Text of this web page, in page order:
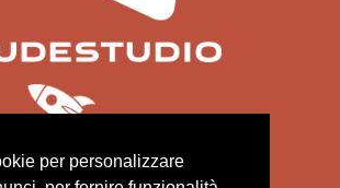
per personalizzare